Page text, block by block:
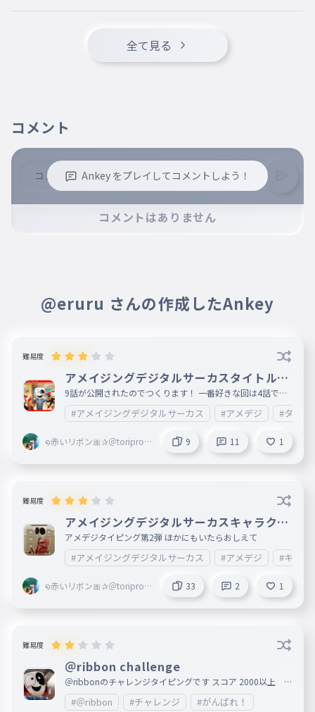
全て見る
コメント
Ankey をプレイしてコメントしよう！
※コメントするには、ログインが必要です。
コメントはありません
@eruru さんの作成したAnkey
難易度
アメイジングデジタルサーカスタイトルタ
イピング
9話が公開されたのでつくります！ 一番好きな回は4話です
♡ 用語は英語だけどタイピングテキストはカタカナだから
ね 画像はあんまり用意できませんでした
#アメイジングデジタルサーカス #アメデジ #タイト
໑赤いリボン🎀✰＠toriproZ
9 11 1
難易度
アメイジングデジタルサーカスキャラクタ
ータイピング
アメデジタイピング第2弾 ほかにもいたらおしえて
#アメイジングデジタルサーカス #アメデジ #キャラ
໑赤いリボン🎀✰＠toriproZ
33 2 1
難易度
＠ribbon challenge
＠ribbonのチャレンジタイピングです スコア 2000以上 ∞
1500以上 ⁂ 1400以上 ⨝ 上のスコアに達したらコメント
にて教えて、許可をもらってから下のように名前の＠ribbo
#＠ribbon #チャレンジ #がんばれ！